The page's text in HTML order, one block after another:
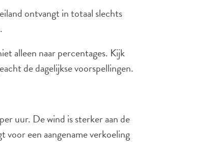
ontvangt in totaal slechts
alleen naar percentages. Kijk
de dagelijkse voorspellingen.
uur. De wind is sterker aan de
voor een aangename verkoeling